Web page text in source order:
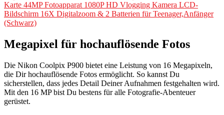
Karte 44MP Fotoapparat 1080P HD Vlogging Kamera LCD-
Bildschirm 16X Digitalzoom & 2 Batterien für Teenager,Anfänger
(Schwarz)
Megapixel für hochauflösende Fotos
Die Nikon Coolpix P900 bietet eine Leistung von 16 Megapixeln,
die Dir hochauflösende Fotos ermöglicht. So kannst Du
sicherstellen, dass jedes Detail Deiner Aufnahmen festgehalten wird.
Mit den 16 MP bist Du bestens für alle Fotografie-Abenteuer
gerüstet.